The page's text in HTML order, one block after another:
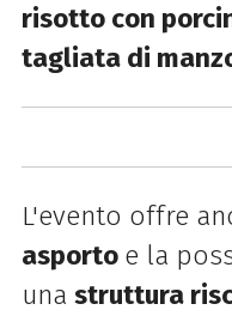
risotto con
tagliata di
L'evento offre
asporto e la
una struttura